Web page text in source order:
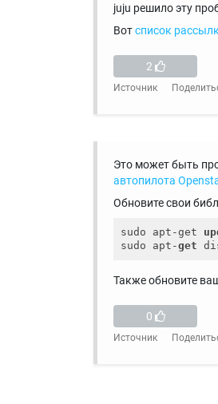
juju решило эту
Вотсписок
2
Источник
Это может быть
автопилота
Обновите свои
sudo apt-get
sudo apt-get
Также обновите
0
Источник